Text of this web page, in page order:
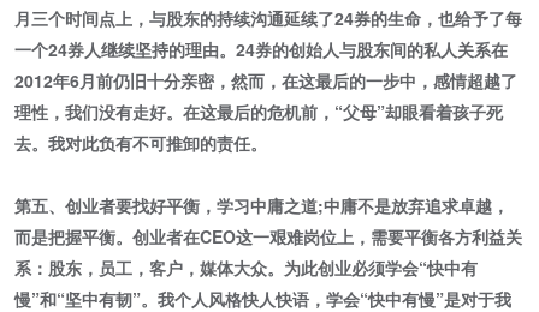
月三个时间点上，与股东的持续沟通延续了24券的生命，也给予了每
一个24券人继续坚持的理由。24券的创始人与股东间的私人关系在
2012年6月前仍旧十分亲密，然而，在这最后的一步中，感情超越了
理性，我们没有走好。在这最后的危机前，“父母”却眼看着孩子死
去。我对此负有不可推卸的责任。
第五、创业者要找好平衡，学习中庸之道;中庸不是放弃追求卓越，
而是把握平衡。创业者在CEO这一艰难岗位上，需要平衡各方利益关
系：股东，员工，客户，媒体大众。为此创业必须学会“快中有
慢”和“坚中有韧”。我个人风格快人快语，学会“快中有慢”是对于我